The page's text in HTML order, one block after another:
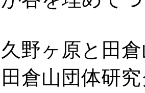
野ヶ原と田
倉山団体研